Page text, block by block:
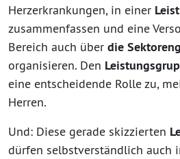
Herzerkrankungen, in einer
zusammenfassen und eine
Bereich auch über die
organisieren. Den
eine entscheidende Rolle zu,
Herren.
Und: Diese gerade skizzierten
dürfen selbstverständlich auch